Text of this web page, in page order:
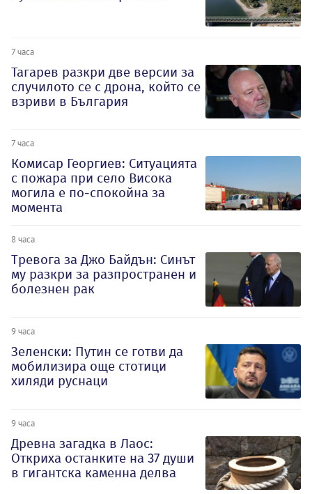
7 часа
Тагарев разкри две версии за
случилото се с дрона, който се
взриви в България
7 часа
Комисар Георгиев: Ситуацията
с пожара при село Висока
могила е по-спокойна за
момента
8 часа
Тревога за Джо Байдън: Синът
му разкри за разпространен и
болезнен рак
9 часа
Зеленски: Путин се готви да
мобилизира още стотици
хиляди руснаци
9 часа
Древна загадка в Лаос:
Откриха останките на 37 души
в гигантска каменна делва